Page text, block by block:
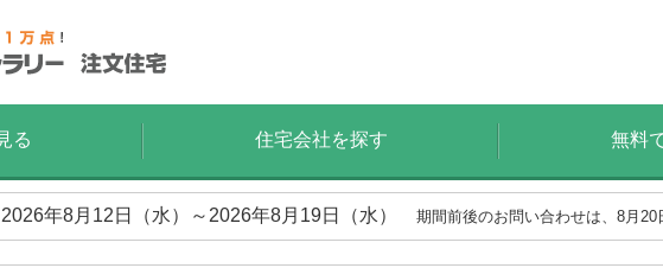
る 住宅会社を探す 無料
年8月12日（水）～2026年8月19日（水） 期間前後のお問い合わせは、8月20